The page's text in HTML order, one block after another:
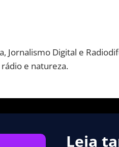
Jornalismo Digital e
e natureza.
Leia